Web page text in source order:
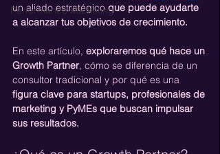
Performance Marketing
un aliado estratégico que puede ayudarte
a alcanzar tus objetivos de crecimiento.
En este artículo, exploraremos qué hace un
Growth Partner, cómo se diferencia de un
consultor tradicional y por qué es una
figura clave para startups, profesionales de
marketing y PyMEs que buscan impulsar
sus resultados.